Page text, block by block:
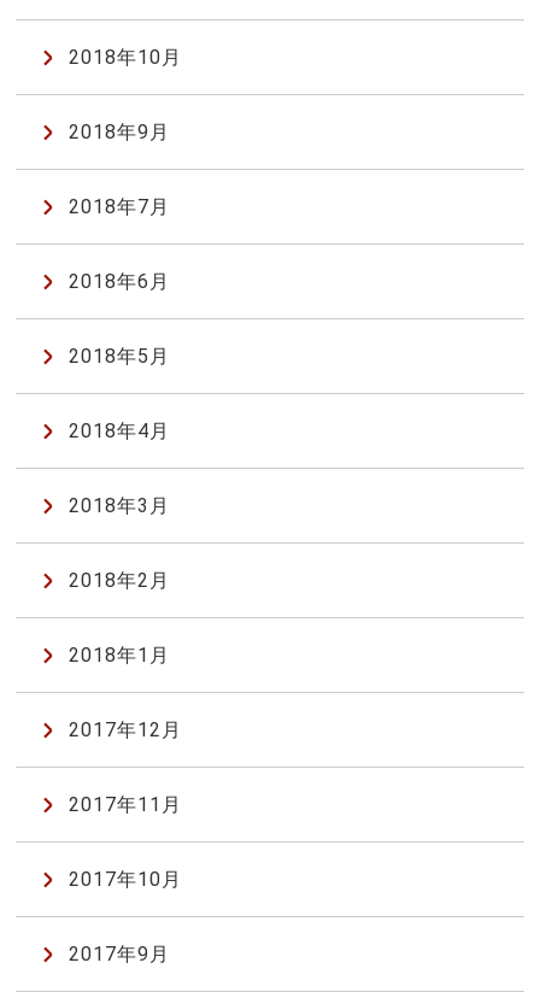
2018年10月
2018年9月
2018年7月
2018年6月
2018年5月
2018年4月
2018年3月
2018年2月
2018年1月
2017年12月
2017年11月
2017年10月
2017年9月